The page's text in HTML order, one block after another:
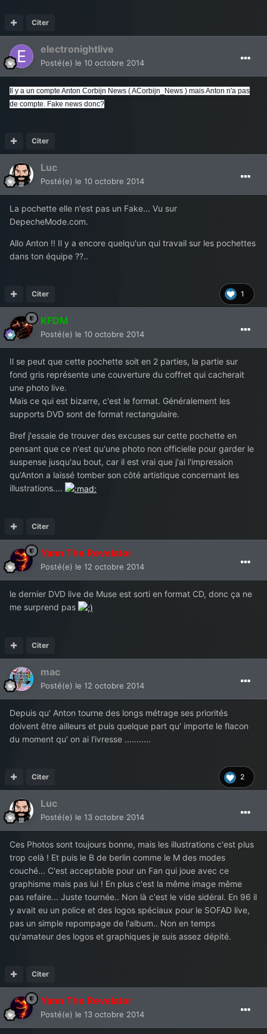
Citer
electronightlive
Posté(e) le 10 octobre 2014
Il y a un compte Anton Corbijn News ( ACorbijn_News ) mais Anton n'a pas
de compte. Fake news donc?
Citer
Luc
Posté(e) le 10 octobre 2014
La pochette elle n'est pas un Fake... Vu sur
DepecheMode.com.
Allo Anton !! Il y a encore quelqu'un qui travail sur les pochettes
dans ton équipe ??..
1
Citer
KFDM
Posté(e) le 10 octobre 2014
Il se peut que cette pochette soit en 2 parties, la partie sur
fond gris représente une couverture du coffret qui cacherait
une photo live.
Mais ce qui est bizarre, c'est le format. Généralement les
supports DVD sont de format rectangulaire.
Bref j'essaie de trouver des excuses sur cette pochette en
pensant que ce n'est qu'une photo non officielle pour garder le
suspense jusqu'au bout, car il est vrai que j'ai l'impression
qu'Anton a laissé tomber son côté artistique concernant les
illustrations....
Citer
Yann The Revelator
Posté(e) le 12 octobre 2014
le dernier DVD live de Muse est sorti en format CD, donc ça ne
me surprend pas
Citer
mac
Posté(e) le 12 octobre 2014
Depuis qu' Anton tourne des longs métrage ses priorités
doivent être ailleurs et puis quelque part qu' importe le flacon
du moment qu' on ai l'ivresse ...........
2
Citer
Luc
Posté(e) le 13 octobre 2014
Ces Photos sont toujours bonne, mais les illustrations c'est plus
trop celà ! Et puis le B de berlin comme le M des modes
couché... C'est acceptable pour un Fan qui joue avec ce
graphisme mais pas lui ! En plus c'est la même image même
pas refaire... Juste tournée.. Non là c'est le vide sidéral. En 96 il
y avait eu un police et des logos spéciaux pour le SOFAD live,
pas un simple repompage de l'album.. Non en temps
qu'amateur des logos et graphiques je suis assez dépité.
Citer
Yann The Revelator
Posté(e) le 13 octobre 2014